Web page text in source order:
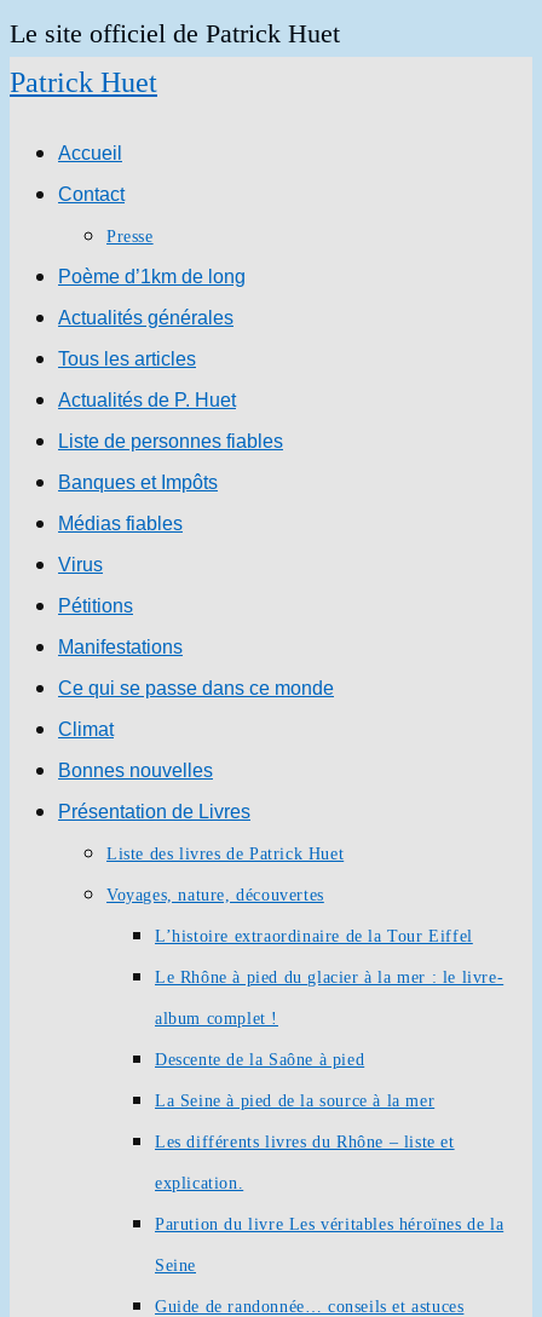
Skip
to
Le site officiel de Patrick Huet
Patrick Huet
Accueil
Contact
Presse
Poème d’1km de long
Actualités générales
Tous les articles
Actualités de P. Huet
Liste de personnes fiables
Banques et Impôts
Médias fiables
Virus
Pétitions
Manifestations
Ce qui se passe dans ce monde
Climat
Bonnes nouvelles
Présentation de Livres
Liste des livres de Patrick Huet
Voyages, nature, découvertes
L’histoire extraordinaire de la Tour Eiffel
Le Rhône à pied du glacier à la mer : le livre-
album complet !
Descente de la Saône à pied
La Seine à pied de la source à la mer
Les différents livres du Rhône – liste et
explication.
Parution du livre Les véritables héroïnes de la
Seine
Guide de randonnée… conseils et astuces